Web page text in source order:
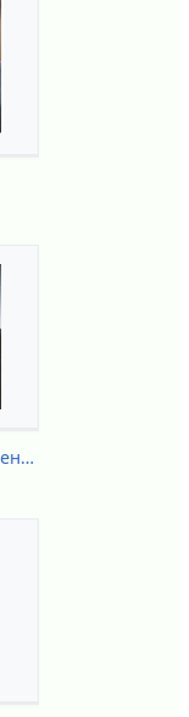
Потапов АИ (ордена).jpg